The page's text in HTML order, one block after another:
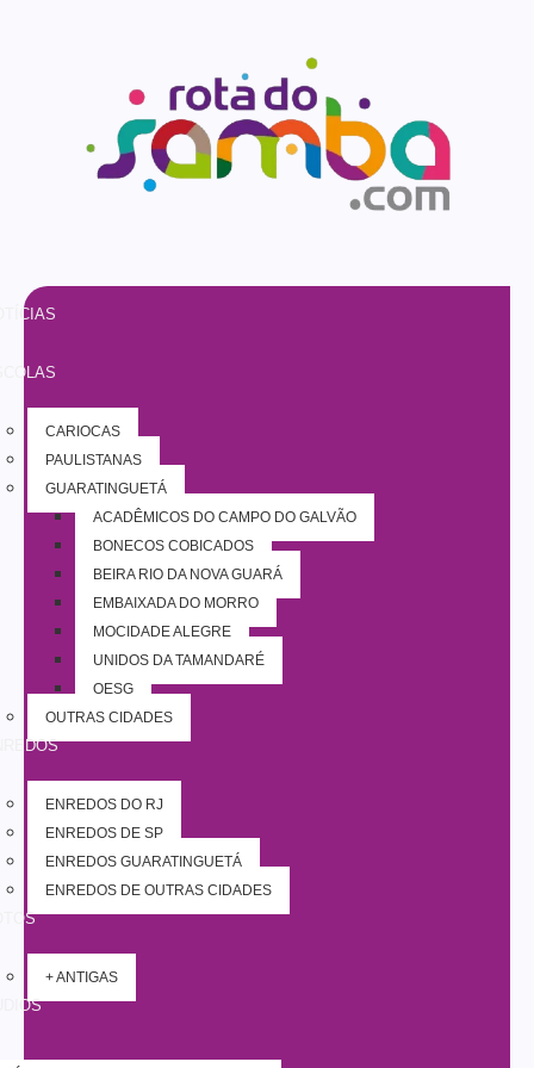
CARIOCAS
PAULISTANAS
GUARATINGUETÁ
ACADÊMICOS DO CAMPO DO GALVÃO
BONECOS COBIÇADOS
BEIRA RIO DA NOVA GUARÁ
EMBAIXADA DO MORRO
MOCIDADE ALEGRE
UNIDOS DA TAMANDARÉ
OESG
OUTRAS CIDADES
ENREDOS DO RJ
ENREDOS DE SP
ENREDOS GUARATINGUETÁ
ENREDOS DE OUTRAS CIDADES
+ ANTIGAS